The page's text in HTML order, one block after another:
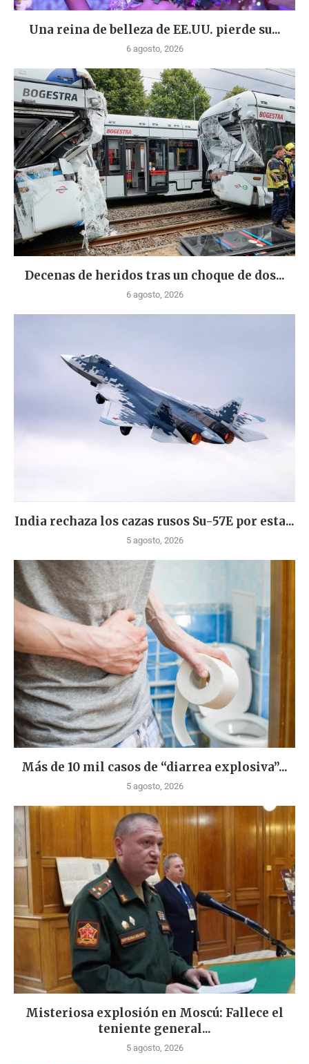
Una reina de belleza de EE.UU. pierde su...
6 agosto, 2026
Decenas de heridos tras un choque de dos...
6 agosto, 2026
India rechaza los cazas rusos Su-57E por esta...
5 agosto, 2026
Más de 10 mil casos de “diarrea explosiva”...
5 agosto, 2026
Misteriosa explosión en Moscú: Fallece el
teniente general...
5 agosto, 2026